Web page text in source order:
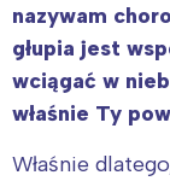
nazywam
głupia jest
wciągać w
właśnie Ty
Właśnie